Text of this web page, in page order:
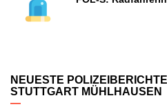
NEUESTE POLIZEIBERICHTE
STUTTGART MÜHLHAUSEN